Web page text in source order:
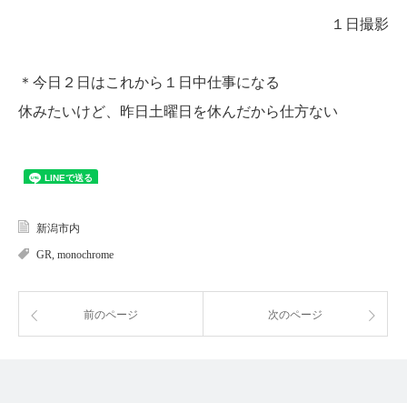
１日撮影
＊今日２日はこれから１日中仕事になる
休みたいけど、昨日土曜日を休んだから仕方ない
新潟市内
GR, monochrome
前のページ 次のページ